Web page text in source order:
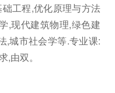
工程,优化原理与方法
,现代建筑物理,绿色建
,城市社会学等.专业课:
由双。